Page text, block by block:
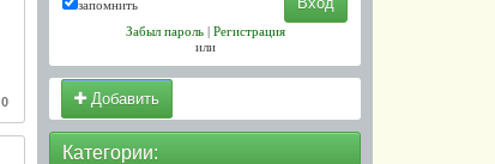
0
запомнить
Забыл пароль| Регистрация
или
Добавить
Категории: